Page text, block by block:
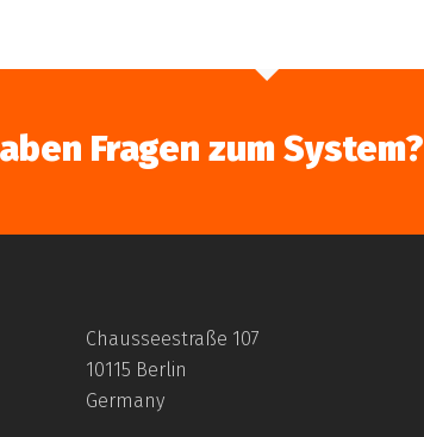
Fragen zum System?
Chausseestraße 107
10115 Berlin
Germany